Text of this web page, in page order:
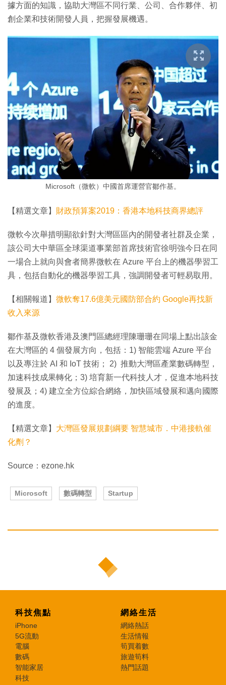
據方面的知識，協助大灣區不同行業、公司、合作夥伴、初
創企業和技術開發人員，把握發展機遇。
Microsoft（微軟）中國首席運營官鄒作基。
【精選文章】 財政預算案2019：香港本地科技商界總評
微軟今次舉措明顯欲針對大灣區區內的開發者社群及企業，
該公司大中華區全球渠道事業部首席技術官徐明強今日在同
一場合上就向與會者簡界微軟在 Azure 平台上的機器學習工
具，包括自動化的機器學習工具，強調開發者可輕易取用。
【相關報道】 微軟奪17.6億美元國防部合約 Google再找新
收入來源
鄒作基及微軟香港及澳門區總經理陳珊珊在同場上點出該金
在大灣區的 4 個發展方向，包括：1) 智能雲端 Azure 平台
以及專注於 AI 和 IoT 技術； 2) 推動大灣區產業數碼轉型，
加速科技成果轉化；3) 培育新一代科技人才，促進本地科技
發展及；4) 建立全方位綜合網絡，加快區域發展和邁向國際
的進度。
【精選文章】 大灣區發展規劃綱要 智慧城市．中港接軌催
化劑？
Source：ezone.hk
Microsoft 數碼轉型 Startup
科技焦點
iPhone
5G流動
電腦
數碼
智能家居
科技
網絡生活
網絡熱話
生活情報
筍買着數
旅遊筍料
熱門話題